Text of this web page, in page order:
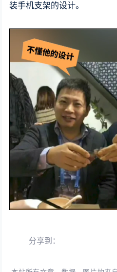
装手机支架的设计。
分享到：